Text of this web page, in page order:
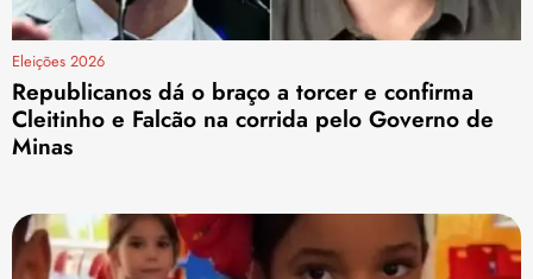
Eleições 2026
Republicanos dá o braço a torcer e confirma
Cleitinho e Falcão na corrida pelo Governo de
Minas